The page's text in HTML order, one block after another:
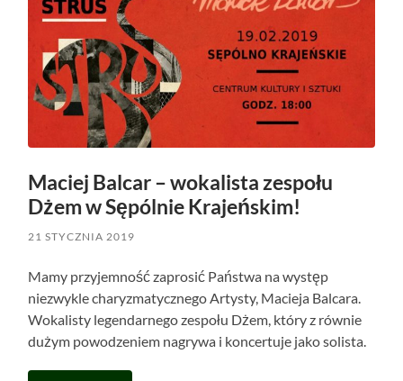
Maciej Balcar – wokalista zespołu
Dżem w Sępólnie Krajeńskim!
21 STYCZNIA 2019
Mamy przyjemność zaprosić Państwa na występ
niezwykle charyzmatycznego Artysty, Macieja Balcara.
Wokalisty legendarnego zespołu Dżem, który z równie
dużym powodzeniem nagrywa i koncertuje jako solista.